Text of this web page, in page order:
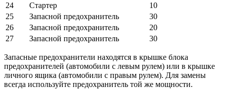
24
Стартер
10
25
Запасной предохранитель
30
26
Запасной предохранитель
20
27
Запасной предохранитель 30
Запасные предохранители находятся в крышке блока
предохранителей (автомобили с левым рулем) или в крышке
личного ящика (автомобили с правым рулем). Для замены
всегда используйте предохранитель той же мощности.